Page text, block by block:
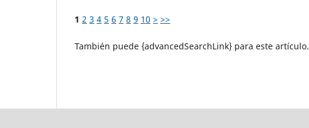
1 2 3 4 5 6 7 8 9 10 > >>
También puede {advancedSearchLink} para este artículo.